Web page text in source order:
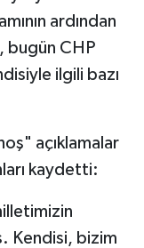
ardından
bugün CHP
ilgili bazı
açıklamalar
kaydetti:
Kendisi, bizim